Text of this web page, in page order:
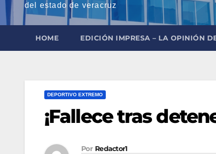
del estado de veracruz
HOME EDICIÓN IMPRESA – LA OPINIÓN
DEPORTIVO EXTREMO
¡Fallece tras
Por Redactor1